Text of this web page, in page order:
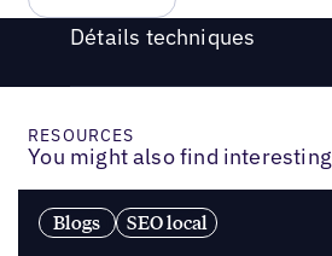
Détails techniques
RESOURCES
You might also find interesting
Blogs SEO local